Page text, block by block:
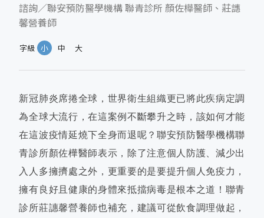
諮詢／聯安預防醫學機構 聯青診所 顏佐樺醫師、莊譓
馨營養師
字級 小 中 大
新冠肺炎席捲全球，世界衛生組織更已將此疾病定調
為全球大流行，在這案例不斷攀升之時，該如何才能
在這波疫情延燒下全身而退呢？聯安預防醫學機構聯
青診所顏佐樺醫師表示，除了注意個人防護、減少出
入人多擁擠處之外，更重要的是要提升個人免疫力，
擁有良好且健康的身體來抵擋病毒是根本之道！聯青
診所莊譓馨營養師也補充，建議可從飲食調理做起，